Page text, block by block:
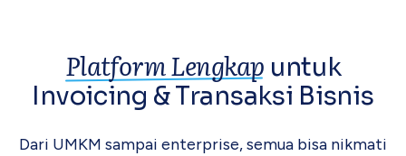
Platform Lengkap untuk
Invoicing &Transaksi Bisnis
Dari UMKM sampai enterprise, semua bisa nikmati